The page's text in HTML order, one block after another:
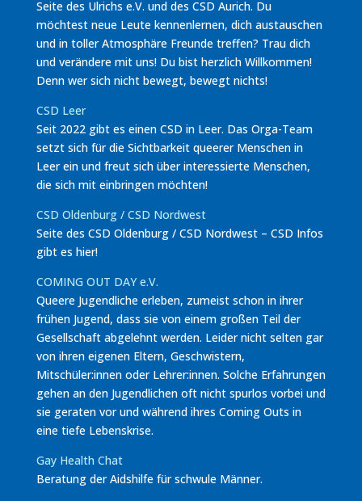
Seite des Ulrichs e.V. und des CSD Aurich. Du
möchtest neue Leute kennenlernen, dich austauschen
und in toller Atmosphäre Freunde treffen? Trau dich
und verändere mit uns! Du bist herzlich Willkommen!
Denn wer sich nicht bewegt, bewegt nichts!
CSD Leer
Seit 2022 gibt es einen CSD in Leer. Das Orga-Team
setzt sich für die Sichtbarkeit queerer Menschen in
Leer ein und freut sich über interessierte Menschen,
die sich mit einbringen möchten!
CSD Oldenburg / CSD Nordwest
Seite des CSD Oldenburg / CSD Nordwest – CSD Infos
gibt es hier!
COMING OUT DAY e.V.
Queere Jugendliche erleben, zumeist schon in ihrer
frühen Jugend, dass sie von einem großen Teil der
Gesellschaft abgelehnt werden. Leider nicht selten gar
von ihren eigenen Eltern, Geschwistern,
Mitschüler:innen oder Lehrer:innen. Solche Erfahrungen
gehen an den Jugendlichen oft nicht spurlos vorbei und
sie geraten vor und während ihres Coming Outs in
eine tiefe Lebenskrise.
Gay Health Chat
Beratung der Aidshilfe für schwule Männer.